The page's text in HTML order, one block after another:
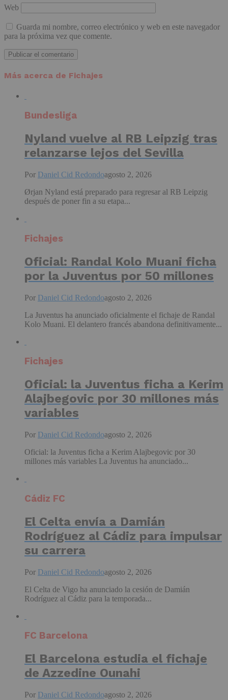
Web
Guarda mi nombre, correo electrónico y web en este navegador
para la próxima vez que comente.
Más acerca de Fichajes
Bundesliga
Nyland vuelve al RB Leipzig tras
relanzarse lejos del Sevilla
Por Daniel Cid Redondoagosto 2, 2026
Ørjan Nyland está preparado para regresar al RB Leipzig
después de poner fin a su etapa...
Fichajes
Oficial: Randal Kolo Muani ficha
por la Juventus por 50 millones
Por Daniel Cid Redondoagosto 2, 2026
La Juventus ha anunciado oficialmente el fichaje de Randal
Kolo Muani. El delantero francés abandona definitivamente...
Fichajes
Oficial: la Juventus ficha a Kerim
Alajbegovic por 30 millones más
variables
Por Daniel Cid Redondoagosto 2, 2026
Oficial: la Juventus ficha a Kerim Alajbegovic por 30
millones más variables La Juventus ha anunciado...
Cádiz FC
El Celta envía a Damián
Rodríguez al Cádiz para impulsar
su carrera
Por Daniel Cid Redondoagosto 2, 2026
El Celta de Vigo ha anunciado la cesión de Damián
Rodríguez al Cádiz para la temporada...
FC Barcelona
El Barcelona estudia el fichaje
de Azzedine Ounahi
Por Daniel Cid Redondoagosto 2, 2026